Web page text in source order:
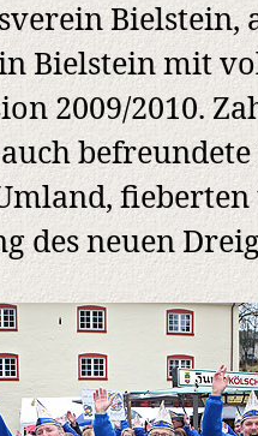
Bielstein,
Bielstein mit
2009/2010.
des neuen